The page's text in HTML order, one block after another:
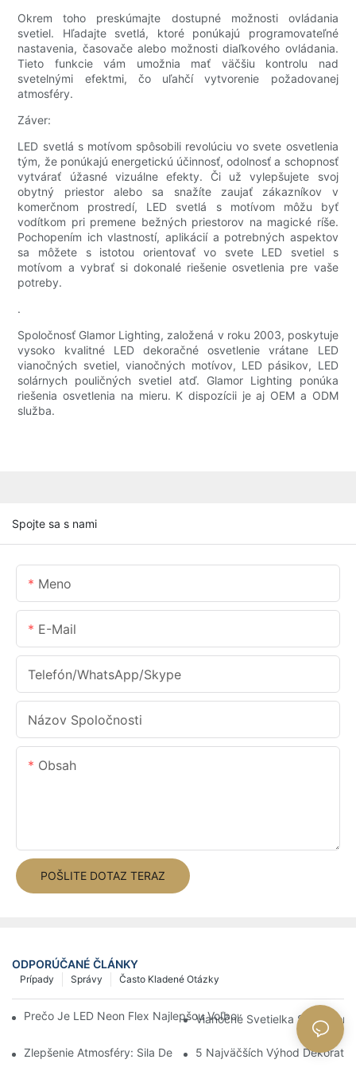
Okrem toho preskúmajte dostupné možnosti ovládania
svetiel. Hľadajte svetlá, ktoré ponúkajú programovateľné
nastavenia, časovače alebo možnosti diaľkového ovládania.
Tieto funkcie vám umožnia mať väčšiu kontrolu nad
svetelnými efektmi, čo uľahčí vytvorenie požadovanej
atmosféry.
Záver:
LED svetlá s motívom spôsobili revolúciu vo svete osvetlenia
tým, že ponúkajú energetickú účinnosť, odolnosť a schopnosť
vytvárať úžasné vizuálne efekty. Či už vylepšujete svoj
obytný priestor alebo sa snažíte zaujať zákazníkov v
komerčnom prostredí, LED svetlá s motívom môžu byť
vodítkom pri premene bežných priestorov na magické ríše.
Pochopením ich vlastností, aplikácií a potrebných aspektov
sa môžete s istotou orientovať vo svete LED svetiel s
motívom a vybrať si dokonalé riešenie osvetlenia pre vaše
potreby.
.
Spoločnosť Glamor Lighting, založená v roku 2003, poskytuje
vysoko kvalitné LED dekoračné osvetlenie vrátane LED
vianočných svetiel, vianočných motívov, LED pásikov, LED
solárnych pouličných svetiel atď. Glamor Lighting ponúka
riešenia osvetlenia na mieru. K dispozícii je aj OEM a ODM
služba.
Spojte sa s nami
Meno
E-Mail
Telefón/WhatsApp/Skype
Názov Spoločnosti
Obsah
POŠLITE DOTAZ TERAZ
ODPORÚČANÉ ČLÁNKY
Často Kladené Otázky
Správy
Prípady
Prečo Je LED Neon Flex Najlepšou Voľbou Pre Projekty
Vianočné Svetielka S
Zlepšenie Atmosféry: Sila Dekoratívneho LED Osvetlenia
5 Najväčších Výhod